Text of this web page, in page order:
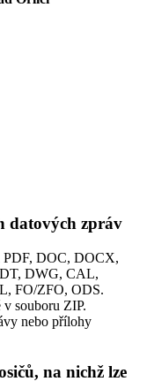
datových zpráv
PDF, DOC, DOCX,
DWG, CAL,
FO/ZFO, ODS.
souboru ZIP.
nebo přílohy
na nichž lze